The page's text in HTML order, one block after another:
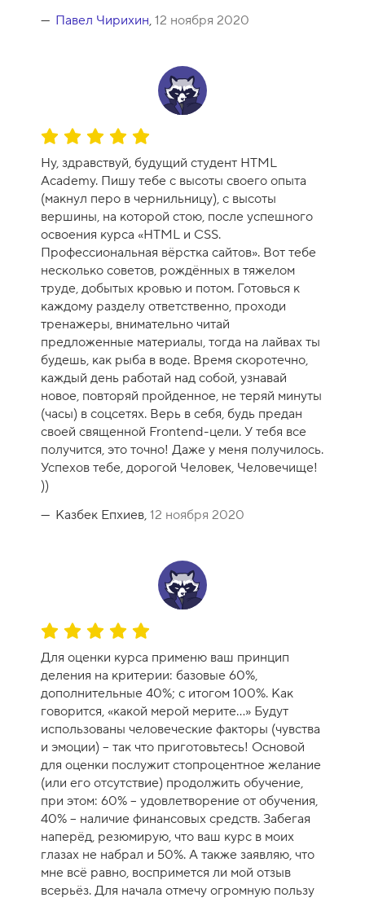
Павел Чирихин, 12 ноября 2020
О
е
н
к
а
к
у
р
с
а
-
1
0
Ну, здравствуй, будущий студент HTML
Academy. Пишу тебе с высоты своего опыта
(макнул перо в чернильницу), с высоты
вершины, на которой стою, после успешного
освоения курса «HTML и CSS.
Профессиональная вёрстка сайтов». Вот тебе
несколько советов, рождённых в тяжелом
труде, добытых кровью и потом. Готовься к
каждому разделу ответственно, проходи
тренажеры, внимательно читай
предложенные материалы, тогда на лайвах ты
будешь, как рыба в воде. Время скоротечно,
каждый день работай над собой, узнавай
новое, повторяй пройденное, не теряй минуты
(часы) в соцсетях. Верь в себя, будь предан
своей священной Frontend-цели. У тебя все
получится, это точно! Даже у меня получилось.
Успехов тебе, дорогой Человек, Человечище!
))
Казбек Епхиев, 12 ноября 2020
О
ц
е
н
к
а
к
у
р
с
а
1
0
Для оценки курса применю ваш принцип
деления на критерии: базовые 60%,
дополнительные 40%; с итогом 100%. Как
говорится, «какой мерой мерите…» Будут
использованы человеческие факторы (чувства
и эмоции) – так что приготовьтесь! Основой
для оценки послужит стопроцентное желание
(или его отсутствие) продолжить обучение,
при этом: 60% – удовлетворение от обучения,
40% – наличие финансовых средств. Забегая
наперёд, резюмирую, что ваш курс в моих
глазах не набрал и 50%. А также заявляю, что
мне всё равно, воспримется ли мой отзыв
всерьёз. Для начала отмечу огромную пользу